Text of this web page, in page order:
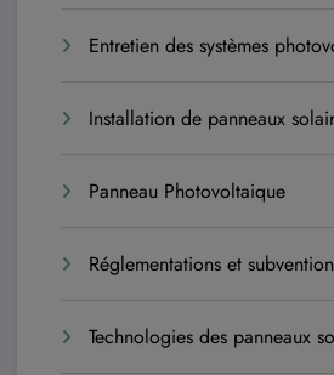
Entretien des systèmes
Installation de panneaux
Panneau Photovoltaique
Réglementations et
Technologies des panneaux